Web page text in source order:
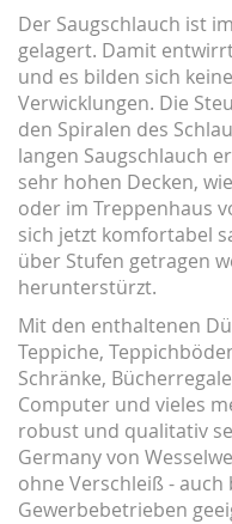
Der Saugschlauch ist
gelagert. Damit
und es bilden sich
Verwicklungen. Die
den Spiralen des
langen Saugschlauch
sehr hohen Decken,
oder im Treppenhaus
sich jetzt komfortabel
über Stufen getragen
herunterstürzt.
Mit den enthaltenen
Teppiche,
Schränke,
Computer und vieles
robust und qualitativ
Germany von
ohne Verschleiß -
Gewerbebetrieben